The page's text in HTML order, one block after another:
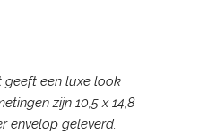
geeft een luxe look
zijn 10,5 x 14,8
envelop geleverd.